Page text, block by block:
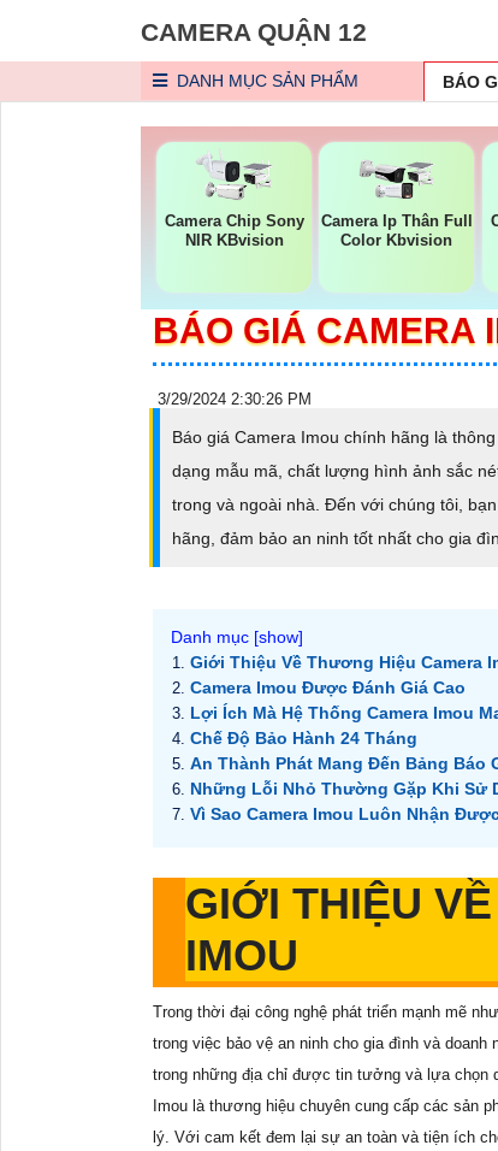
CAMERA QUẬN 12
DANH MỤC SẢN PHẨM BÁO
Camera Chip Sony
NIR KBvision
Camera Ip Thân Full
Color Kbvision
BÁO GIÁ CAMERA
3/29/2024 2:30:26 PM
Báo giá Camera Imou chính hãng là
dạng mẫu mã, chất lượng hình ảnh sắc
trong và ngoài nhà. Đến với chúng tôi,
hãng, đảm bảo an ninh tốt nhất cho gia
Giới Thiệu Về Thương Hiệu Camera
Camera Imou Được Đánh Giá Cao
Lợi Ích Mà Hệ Thống Camera Imou
Chế Độ Bảo Hành 24 Tháng
An Thành Phát Mang Đến Bảng Báo
Những Lỗi Nhỏ Thường Gặp Khi Sử
Vì Sao Camera Imou Luôn Nhận
GIỚI THIỆU
IMOU
Trong thời đại công nghệ phát triển mạnh mẽ
trong việc bảo vệ an ninh cho gia đình và
trong những địa chỉ được tin tưởng và lựa chọn
Imou là thương hiệu chuyên cung cấp các sản
lý. Với cam kết đem lại sự an toàn và tiện ích